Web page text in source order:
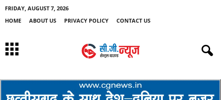
FRIDAY, AUGUST 7, 2026
HOME
ABOUT US PRIVACY POLICY CONTACT US